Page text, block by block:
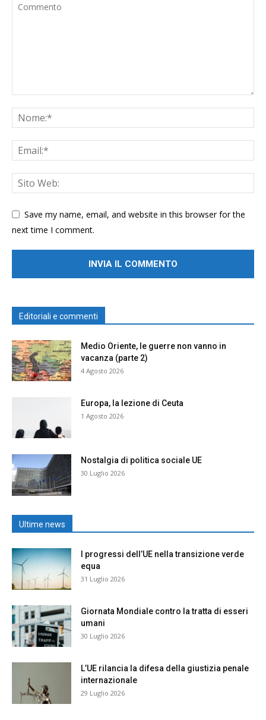
Save my name, email, and website in this browser for the
next time I comment.
Editoriali e commenti
Medio Oriente, le guerre non vanno in
vacanza (parte 2)
4 Agosto 2026
Europa, la lezione di Ceuta
1 Agosto 2026
Nostalgia di politica sociale UE
30 Luglio 2026
Ultime news
I progressi dell’UE nella transizione verde
equa
31 Luglio 2026
Giornata Mondiale contro la tratta di esseri
umani
30 Luglio 2026
L’UE rilancia la difesa della giustizia penale
internazionale
29 Luglio 2026